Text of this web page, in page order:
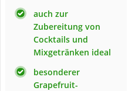
auch zur
Zubereitung von
Cocktails und
Mixgetränken ideal
besonderer
Grapefruit-